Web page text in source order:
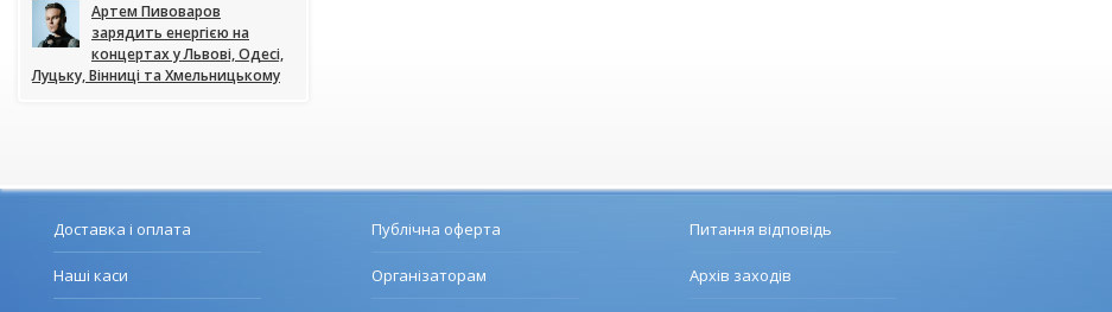
Артем Пивоваров
зарядить енергією на
концертах у Львові, Одесі,
Луцьку, Вінниці та Хмельницькому
Доставка і оплата
Наші каси
Публічна оферта
Організаторам
Питання відповідь
Архів заходів